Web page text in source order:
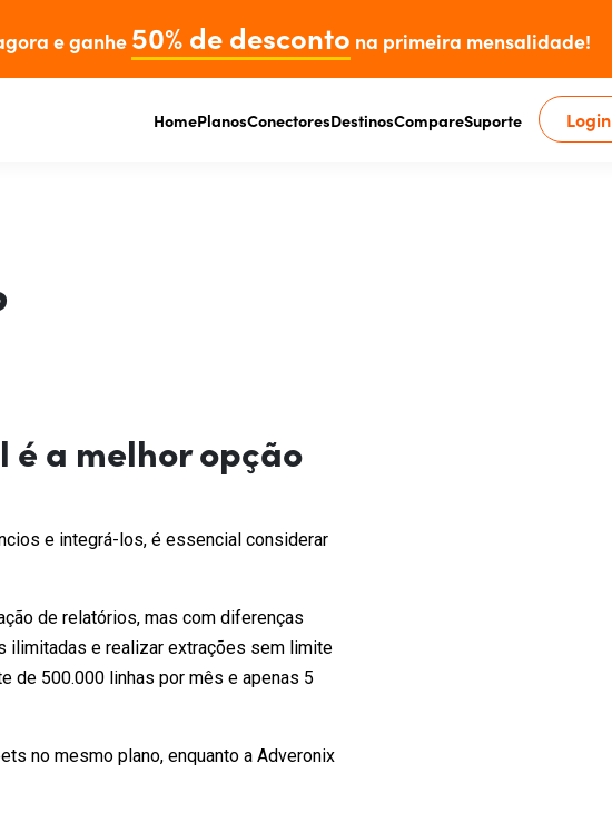
e ganhe50% de desconto na primeira mensalidade!
HomePlanosConectoresDestinosCompareSuporte Login
é a melhor opção
e integrá-los, é essencial considerar
de relatórios, mas com diferenças
ilimitadas e realizar extrações sem limite
de 500.000 linhas por mês e apenas 5
no mesmo plano, enquanto a Adveronix